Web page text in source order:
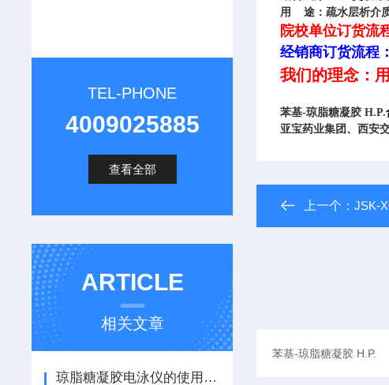
用 途：疏水层析介
院校单位订货流
经销商订货流程：
我们的理念：
苯基-琼脂糖凝胶 H.P.
亚宝药业集团、西安
上一个：JSK-
TEL-PHONE
4009025885
查看全部
ARTICLE
相关文章
琼脂糖凝胶电泳仪的使用步骤